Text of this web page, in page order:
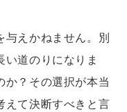
与えかねません。別
い道のりになりま
か？その選択が本当
えて決断すべきと言